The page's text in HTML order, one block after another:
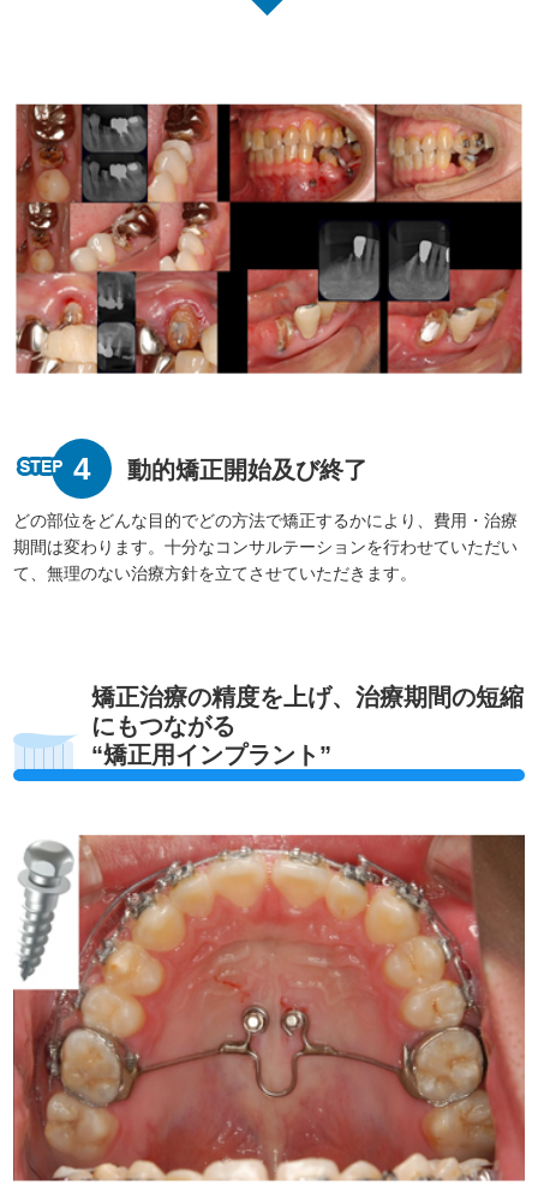
4 動的矯正開始及び終了
どの部位をどんな目的でどの方法で矯正するかにより、費用・治療
期間は変わります。十分なコンサルテーションを行わせていただい
て、無理のない治療方針を立てさせていただきます。
矯正治療の精度を上げ、治療期間の短縮
にもつながる
“矯正用インプラント”